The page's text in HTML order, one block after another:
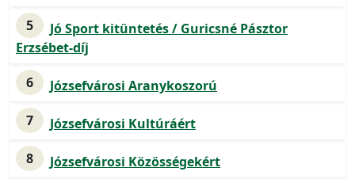
5
Jó Sport kitüntetés / Guricsné Pásztor
Erzsébet-díj
6
Józsefvárosi Aranykoszorú
7
Józsefvárosi Kultúráért
8
Józsefvárosi Közösségekért